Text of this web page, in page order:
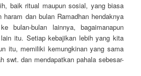
baik ritual maupun sosial, yang biasa
haram dan bulan Ramadhan hendaknya
bulan-bulan lainnya, bagaimanapun
itu. Setiap kebajikan lebih yang kita
itu, memiliki kemungkinan yang sama
swt. dan mendapatkan pahala sebesar-